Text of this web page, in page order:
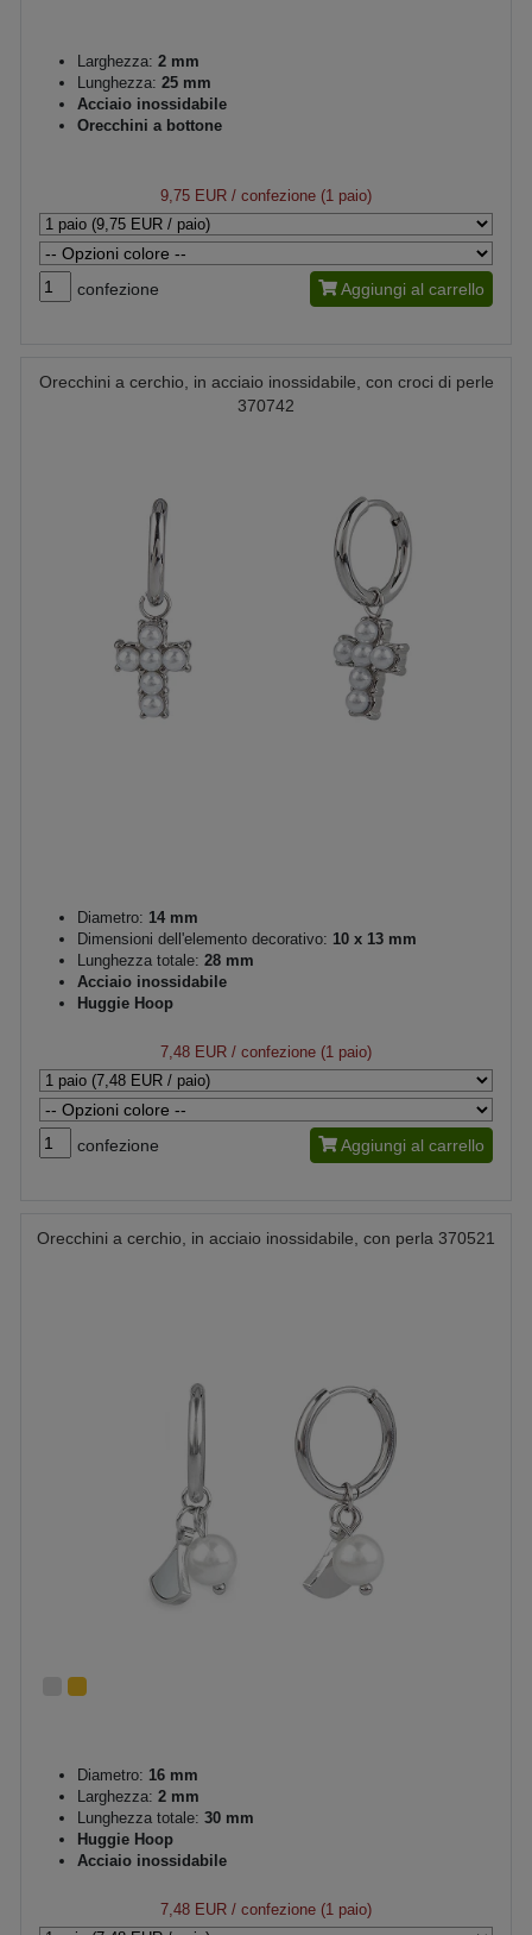
Larghezza: 2 mm
Lunghezza: 25 mm
Acciaio inossidabile
Orecchini a bottone
9,75 EUR / confezione (1 paio)
confezione Aggiungi al carrello
Orecchini a cerchio, in acciaio inossidabile, con croci di perle
370742
Diametro: 14 mm
Dimensioni dell'elemento decorativo: 10 x 13 mm
Lunghezza totale: 28 mm
Acciaio inossidabile
Huggie Hoop
7,48 EUR / confezione (1 paio)
confezione Aggiungi al carrello
Orecchini a cerchio, in acciaio inossidabile, con perla 370521
Diametro: 16 mm
Larghezza: 2 mm
Lunghezza totale: 30 mm
Huggie Hoop
Acciaio inossidabile
7,48 EUR / confezione (1 paio)